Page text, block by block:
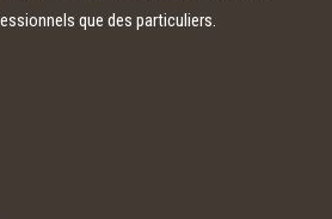
que des particuliers.